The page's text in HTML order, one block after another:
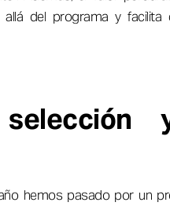
del programa y facilita
hemos pasado por un